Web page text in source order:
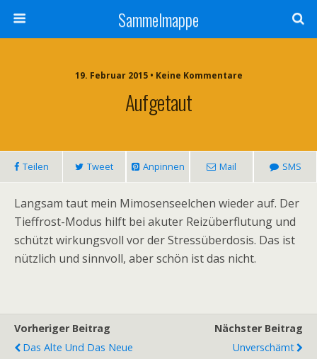
Sammelmappe
19. Februar 2015 • Keine Kommentare
Aufgetaut
Teilen Tweet Anpinnen Mail SMS
Langsam taut mein Mimosenseelchen wieder auf. Der
Tieffrost-Modus hilft bei akuter Reizüberflutung und
schützt wirkungsvoll vor der Stressüberdosis. Das ist
nützlich und sinnvoll, aber schön ist das nicht.
Vorheriger Beitrag
Das Alte Und Das Neue
Nächster Beitrag
Unverschämt